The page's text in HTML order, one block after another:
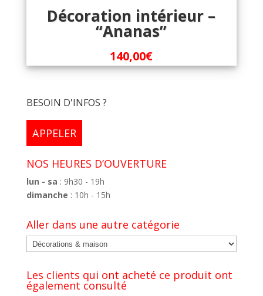
Décoration intérieur –
“Ananas”
140,00€
BESOIN D'INFOS ?
APPELER
NOS HEURES D’OUVERTURE
lun - sa : 9h30 - 19h
dimanche : 10h - 15h
Aller dans une autre catégorie
Les clients qui ont acheté ce produit ont
également consulté